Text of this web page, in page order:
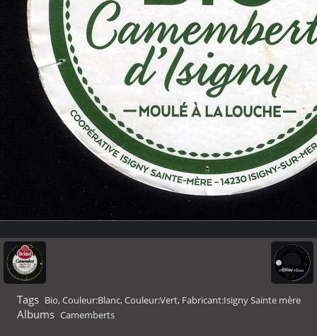
Tags Bio,Couleur:Blanc,Couleur:Vert, Fabricant:Isigny Sainte mère
Albums Camemberts